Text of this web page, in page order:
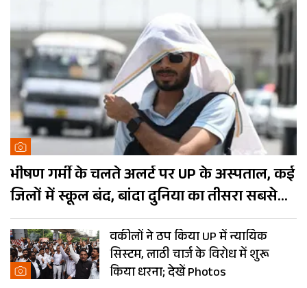
भीषण गर्मी के चलते अलर्ट पर UP के अस्पताल, कई
जिलों में स्कूल बंद, बांदा दुनिया का तीसरा सबसे
गर्म शहर
वकीलों ने ठप किया UP में न्यायिक
सिस्टम, लाठी चार्ज के विरोध में शुरू
किया धरना; देखें Photos